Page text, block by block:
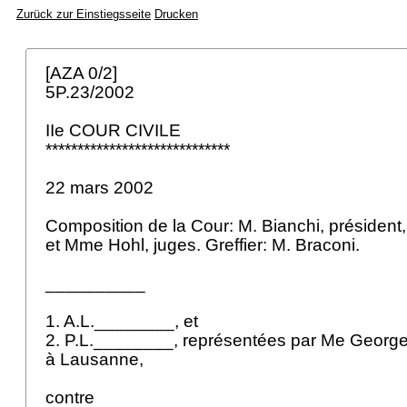
Zurück zur Einstiegsseite Drucken
[AZA 0/2]
5P.23/2002
IIe COUR CIVILE
*****************************
22 mars 2002
Composition de la Cour: M. Bianchi,
et Mme Hohl, juges. Greffier: M. Braconi.
1. A.L.________, et
2. P.L.________, représentées par Me
à Lausanne,
contre